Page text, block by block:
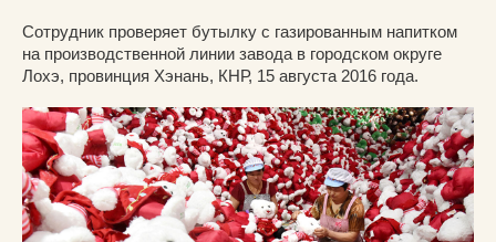
Сотрудник проверяет бутылку с газированным напитком
на производственной линии завода в городском округе
Лохэ, провинция Хэнань, КНР, 15 августа 2016 года.